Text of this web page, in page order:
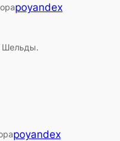
poyandex
Шельды.
poyandex